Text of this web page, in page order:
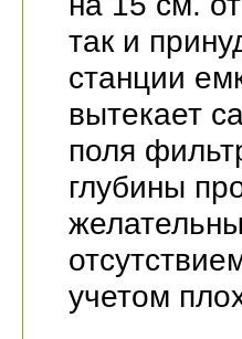
так и
станции
вытекает
поля
глубины
учетом